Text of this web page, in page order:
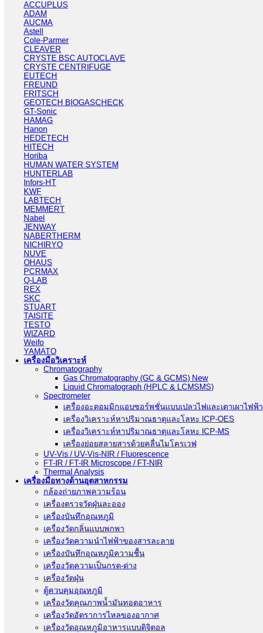
ACCUPLUS
ADAM
AUCMA
Astell
Cole-Parmer
CLEAVER
CRYSTE BSC AUTOCLAVE
CRYSTE CENTRIFUGE
EUTECH
FREUND
FRITSCH
GEOTECH BIOGASCHECK
GT-Sonic
HAMAG
Hanon
HEDETECH
HITECH
Horiba
HUMAN WATER SYSTEM
HUNTERLAB
Infors-HT
KWF
LABTECH
MEMMERT
Nabel
JENWAY
NABERTHERM
NICHIRYO
NUVE
OHAUS
PCRMAX
Q-LAB
REX
SKC
STUART
TAISITE
TESTO
WIZARD
Weifo
YAMATO
เครื่องมือวิเคราะห์
Chromatography
Gas Chromatography (GC & GCMS) New
Liquid Chromatograph (HPLC & LCMSMS)
Spectrometer
เครื่องอะตอมมิกแอบซอร์พชั่นแบบเปลวไฟและเตาเผาไฟฟ้า
เครื่องวิเคราะห์หาปริมาณธาตุและโลหะ ICP-OES
เครื่องวิเคราะห์หาปริมาณธาตุและโลหะ ICP-MS
เครื่องย่อยสลายสารด้วยคลื่นไมโครเวฟ
UV-Vis / UV-Vis-NIR / Fluorescence
FT-IR / FT-IR Microscope / FT-NIR
Thermal Analysis
เครื่องมือทางด้านอุตสาหกรรม
กล้องถ่ายภาพความร้อน
เครื่องตรวจวัดฝุ่นละออง
เครื่องบันทึกอุณหภูมิ
เครื่องวัดกลิ่นแบบพกพา
เครื่องวัดความนําไฟฟ้าของสารละลาย
เครื่องบันทึกอุณหภูมิความชื้น
เครื่องวัดความเป็นกรด-ด่าง
เครื่องวัดฝุ่น
ตู้ควบคุมอุณหภูมิ
เครื่องวัดคุณภาพน้ำมันทอดอาหาร
เครื่องวัดอัตราการไหลของอากาศ
เครื่องวัดอุณหภูมิอาหารแบบดิจิตอล